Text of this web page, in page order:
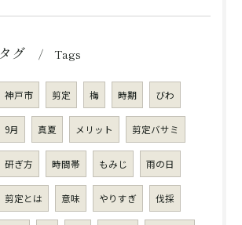
タグ Tags
神戸市 剪定 梅 時期 びわ
9月 真夏 メリット 剪定バサミ
研ぎ方 時間帯 もみじ 雨の日
剪定とは 意味 やりすぎ 伐採